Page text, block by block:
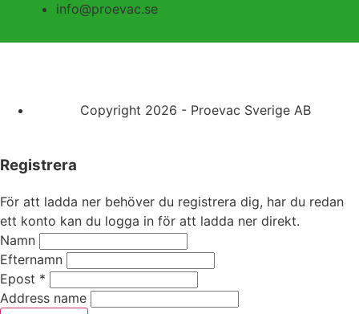
info@proevac.se
Copyright 2026 - Proevac Sverige AB
Registrera
För att ladda ner behöver du registrera dig, har du redan
ett konto kan du logga in för att ladda ner direkt.
Namn
Efternamn
Epost *
Address name